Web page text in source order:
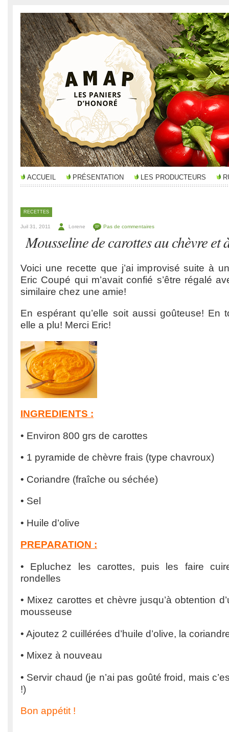
ACCUEIL PRÉSENTATION LES PRODUCTEURS
RECETTES
Juil 31, 2011 Lorene Pas de commentaires
Mousseline de carottes au chèvre et
Voici une recette que j’ai improvisé suite à
Eric Coupé qui m’avait confié s’être régalé
similaire chez une amie!
En espérant qu’elle soit aussi goûteuse! En
elle a plu! Merci Eric!
INGREDIENTS :
• Environ 800 grs de carottes
• 1 pyramide de chèvre frais (type chavroux)
• Coriandre (fraîche ou séchée)
• Sel
• Huile d’olive
PREPARATION :
• Epluchez les carottes, puis les faire
rondelles
• Mixez carottes et chèvre jusqu’à obtention
mousseuse
• Ajoutez 2 cuillérées d’huile d’olive, la
• Mixez à nouveau
• Servir chaud (je n’ai pas goûté froid, mais
!)
Bon appétit !